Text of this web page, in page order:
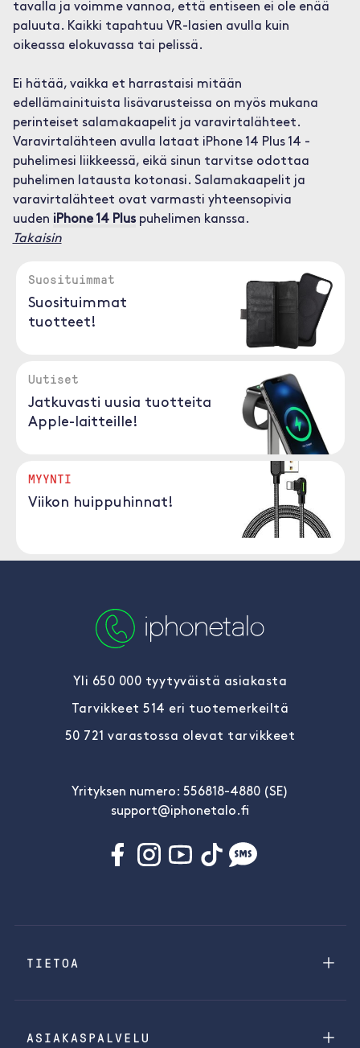
tavalla ja voimme vannoa, että entiseen ei ole enää
paluuta. Kaikki tapahtuu VR-lasien avulla kuin
oikeassa elokuvassa tai pelissä.
Ei hätää, vaikka et harrastaisi mitään
edellämainituista lisävarusteissa on myös mukana
perinteiset salamakaapelit ja varavirtalähteet.
Varavirtalähteen avulla lataat iPhone 14 Plus 14 -
puhelimesi liikkeessä, eikä sinun tarvitse odottaa
puhelimen latausta kotonasi. Salamakaapelit ja
varavirtalähteet ovat varmasti yhteensopivia
uuden iPhone 14 Pluspuhelimen kanssa.
Takaisin
Suosituimmat
Suosituimmat
tuotteet!
Uutiset
Jatkuvasti uusia tuotteita
Apple-laitteille!
MYYNTI
Viikon huippuhinnat!
Yli 650 000 tyytyväistä asiakasta
Tarvikkeet 514 eri tuotemerkeiltä
50 721 varastossa olevat tarvikkeet
Yrityksen numero: 556818-4880 (SE)
support@iphonetalo.fi
TIETOA
ASIAKASPALVELU